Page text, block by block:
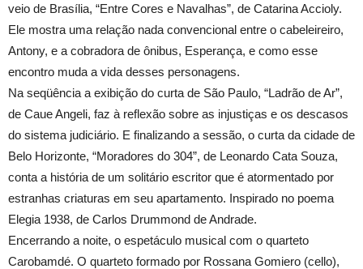
veio de Brasília, “Entre Cores e Navalhas”, de Catarina Accioly.
Ele mostra uma relação nada convencional entre o cabeleireiro,
Antony, e a cobradora de ônibus, Esperança, e como esse
encontro muda a vida desses personagens.
Na seqüência a exibição do curta de São Paulo, “Ladrão de Ar”,
de Caue Angeli, faz à reflexão sobre as injustiças e os descasos
do sistema judiciário. E finalizando a sessão, o curta da cidade de
Belo Horizonte, “Moradores do 304”, de Leonardo Cata Souza,
conta a história de um solitário escritor que é atormentado por
estranhas criaturas em seu apartamento. Inspirado no poema
Elegia 1938, de Carlos Drummond de Andrade.
Encerrando a noite, o espetáculo musical com o quarteto
Carobamdé. O quarteto formado por Rossana Gomiero (cello),